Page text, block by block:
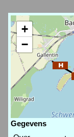
+
−
Gegevens